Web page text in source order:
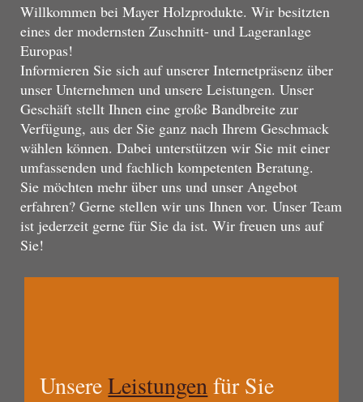
Willkommen bei Mayer Holzprodukte. Wir besitzten
eines der modernsten Zuschnitt- und Lageranlage
Europas!
Informieren Sie sich auf unserer Internetpräsenz über
unser Unternehmen und unsere Leistungen. Unser
Geschäft stellt Ihnen eine große Bandbreite zur
Verfügung, aus der Sie ganz nach Ihrem Geschmack
wählen können. Dabei unterstützen wir Sie mit einer
umfassenden und fachlich kompetenten Beratung.
Sie möchten mehr über uns und unser Angebot
erfahren? Gerne stellen wir uns Ihnen vor. Unser Team
ist jederzeit gerne für Sie da ist. Wir freuen uns auf
Sie!
UnsereLeistungenfür Sie